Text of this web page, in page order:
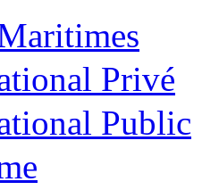
Privé
Public